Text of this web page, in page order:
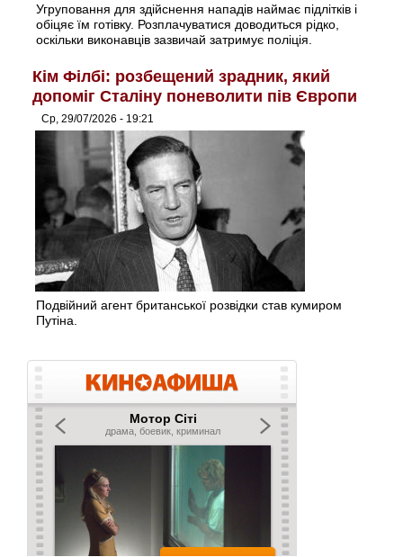
Угруповання для здійснення нападів наймає підлітків і
обіцяє їм готівку. Розплачуватися доводиться рідко,
оскільки виконавців зазвичай затримує поліція.
Кім Філбі: розбещений зрадник, який
допоміг Сталіну поневолити пів Європи
Ср, 29/07/2026 - 19:21
Подвійний агент британської розвідки став кумиром
Путіна.